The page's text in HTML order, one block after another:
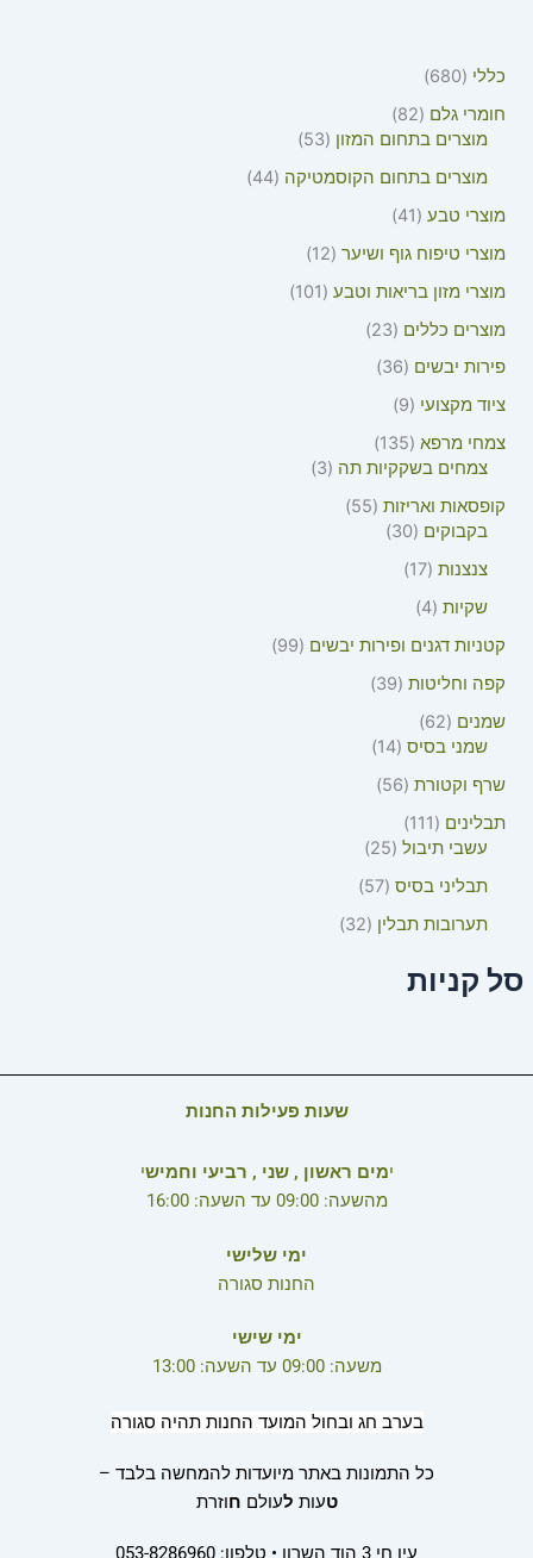
כללי
680
חומרי גלם
82
מוצרים בתחום המזון
53
מוצרים בתחום הקוסמטיקה 44
מוצרי טבע
41
מוצרי טיפוח גוף ושיער 12
מוצרי מזון בריאות וטבע
101
מוצרים כללים
23
פירות יבשים
36
ציוד מקצועי
9
צמחי מרפא 135
צמחים בשקקיות תה
3
קופסאות ואריזות 55
בקבוקים
30
צנצנות 17
שקיות 4
קטניות דגנים ופירות יבשים
99
קפה וחליטות 39
שמנים
62
שמני בסיס 14
שרף וקטורת 56
תבלינים
111
עשבי תיבול 25
תבליני בסיס 57
תערובות תבלין
32
סל קניות
שעות פעילות החנות
ימים ראשון , שני , רביעי וחמישי
מהשעה: 09:00 עד השעה: 16:00
ימי שלישי
החנות סגורה
ימי שישי
משעה: 09:00 עד השעה: 13:00
בערב חג ובחול המועד החנות תהיה סגורה
כל התמונות באתר מיועדות להמחשה בלבד –
טעות לעולם חוזרת
עין חי 3 הוד השרון • טלפון: 053-8286960